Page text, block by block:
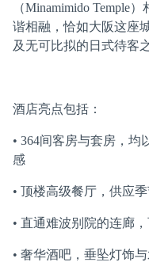
（Minamimido Temple
谐相融，恰如大阪这座
及无可比拟的日式待客
酒店亮点包括：
• 364间客房与套房，均
感
• 顶楼高级餐厅，供应
• 直通难波别院的连廊
• 奢华酒吧，垂坠灯饰